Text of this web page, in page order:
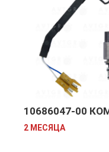
10686047-00
2 МЕСЯЦА